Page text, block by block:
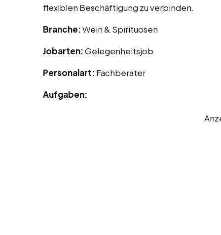
flexiblen Beschäftigung zu verbinden.
Branche:Wein & Spirituosen
Jobarten:Gelegenheitsjob
Personalart: Fachberater
Aufgaben: